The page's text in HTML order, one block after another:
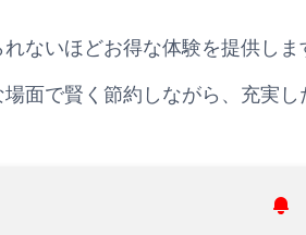
ないほどお得な体験を提供しま
面で賢く節約しながら、充実し